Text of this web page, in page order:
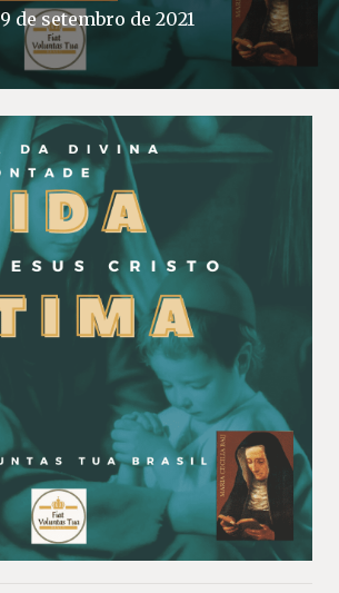
9 de setembro de 2021